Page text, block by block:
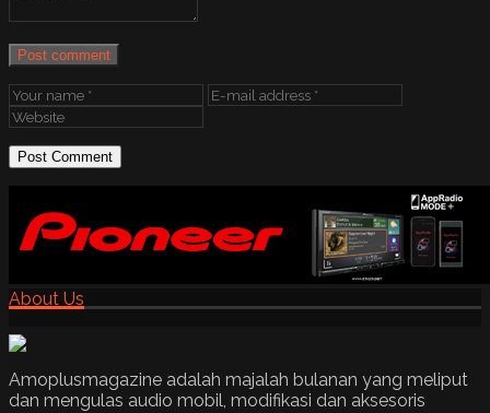
Post comment
About Us
Amoplusmagazine adalah majalah bulanan yang meliput
dan mengulas audio mobil, modifikasi dan aksesoris